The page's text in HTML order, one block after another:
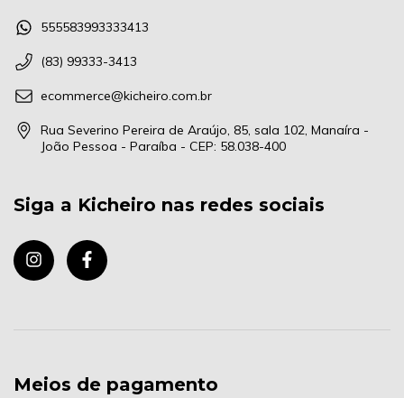
555583993333413
(83) 99333-3413
ecommerce@kicheiro.com.br
Rua Severino Pereira de Araújo, 85, sala 102, Manaíra -
João Pessoa - Paraíba - CEP: 58.038-400
Siga a Kicheiro nas redes sociais
Meios de pagamento